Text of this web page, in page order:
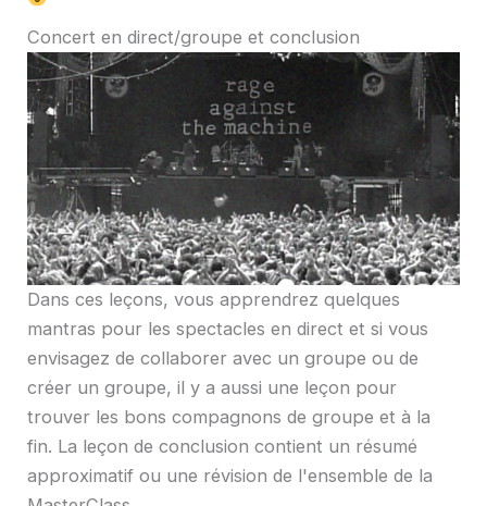
Concert en direct/groupe et conclusion
Dans ces leçons, vous apprendrez quelques
mantras pour les spectacles en direct et si vous
envisagez de collaborer avec un groupe ou de
créer un groupe, il y a aussi une leçon pour
trouver les bons compagnons de groupe et à la
fin. La leçon de conclusion contient un résumé
approximatif ou une révision de l'ensemble de la